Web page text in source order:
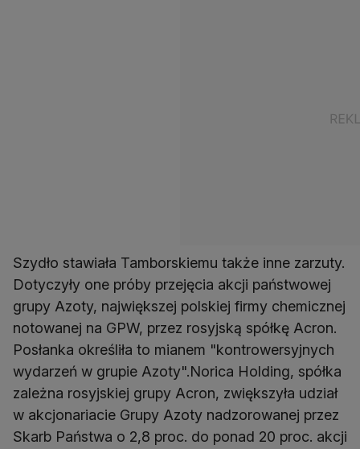
Szydło stawiała Tamborskiemu także inne zarzuty.
Dotyczyły one próby przejęcia akcji państwowej
grupy Azoty, największej polskiej firmy chemicznej
notowanej na GPW, przez rosyjską spółkę Acron.
Posłanka określiła to mianem "kontrowersyjnych
wydarzeń w grupie Azoty".Norica Holding, spółka
zależna rosyjskiej grupy Acron, zwiększyła udział
w akcjonariacie Grupy Azoty nadzorowanej przez
Skarb Państwa o 2,8 proc. do ponad 20 proc. akcji